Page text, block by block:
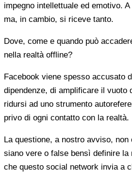
impegno intellettuale ed emotivo.
ma, in cambio, si riceve tanto.
Dove, come e quando può
nella realtà offline?
Facebook viene spesso accusato
dipendenze, di amplificare il vuoto
ridursi ad uno strumento
privo di ogni contatto con la realtà.
La questione, a nostro avviso,
siano vere o false bensì definire la
che questo social network invia a